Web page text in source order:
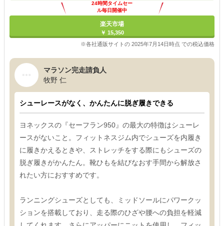
24時間タイムセー
ル毎日開催中
楽天市場
￥ 15,350
※各社通販サイトの 2025年7月14日時点 での税込価格
マラソン完走請負人
牧野 仁
シューレースがなく、かんたんに脱ぎ履きできる
ヨネックスの『セーフラン950』の最大の特徴はシューレ
ースがないこと。フィットネスジム内でシューズを内履き
に履きかえるときや、ストレッチをする際にもシューズの
脱ぎ履きがかんたん。靴ひもを結びなおす手間から解放さ
れたい方におすすめです。
ランニングシューズとしても、ミッドソールにパワークッ
ションを搭載しており、走る際のひざや腰への負担を軽減